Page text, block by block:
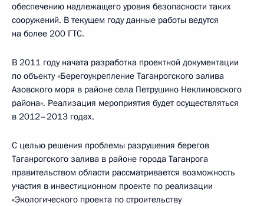
обеспечению надлежащего уровня безопасности таких
сооружений. В текущем году данные работы ведутся
на более 200 ГТС.
В 2011 году начата разработка проектной документации
по объекту «Берегоукрепление Таганрогского залива
Азовского моря в районе села Петрушино Неклиновского
района». Реализация мероприятия будет осуществляться
в 2012–2013 годах.
С целью решения проблемы разрушения берегов
Таганрогского залива в районе города Таганрога
правительством области рассматривается возможность
участия в инвестиционном проекте по реализации
«Экологического проекта по строительству